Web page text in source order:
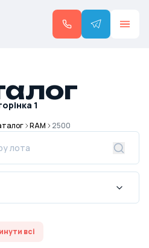
1
RAM 2500
всі